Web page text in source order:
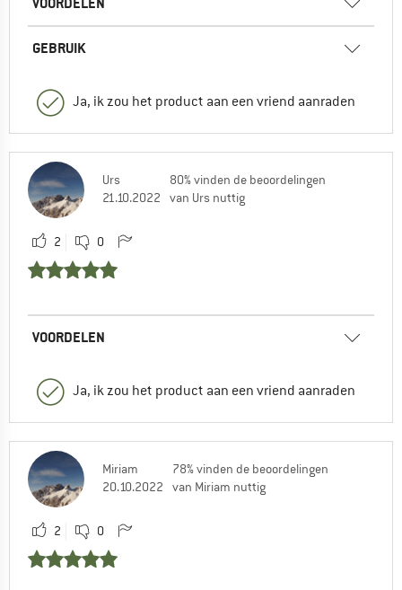
GEBRUIK
Ja, ik zou het product aan een vriend aanraden
Urs
21.10.2022
80% vinden de beoordelingen
van Urs nuttig
2 0
VOORDELEN
Ja, ik zou het product aan een vriend aanraden
Miriam
20.10.2022
78% vinden de beoordelingen
van Miriam nuttig
2 0